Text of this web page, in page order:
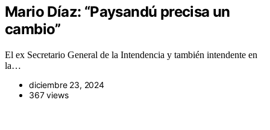
Mario Díaz: “Paysandú precisa un
cambio”
El ex Secretario General de la Intendencia y también intendente en
la…
diciembre 23, 2024
367 views